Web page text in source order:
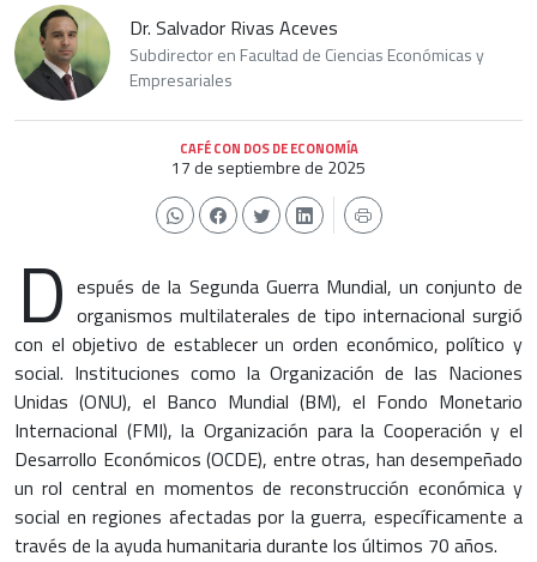
Dr. Salvador Rivas Aceves
Subdirector en Facultad de Ciencias Económicas y
Empresariales
CAFÉ CON DOS DE ECONOMÍA
17 de septiembre de 2025
D espués de la Segunda Guerra Mundial, un conjunto de
organismos multilaterales de tipo internacional surgió
con el objetivo de establecer un orden económico, político y
social. Instituciones como la Organización de las Naciones
Unidas (ONU), el Banco Mundial (BM), el Fondo Monetario
Internacional (FMI), la Organización para la Cooperación y el
Desarrollo Económicos (OCDE), entre otras, han desempeñado
un rol central en momentos de reconstrucción económica y
social en regiones afectadas por la guerra, específicamente a
través de la ayuda humanitaria durante los últimos 70 años.